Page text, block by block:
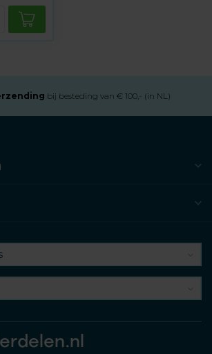
bij besteding van € 100,- (in NL)